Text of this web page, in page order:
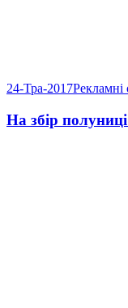
24-Тра-2017
На збір